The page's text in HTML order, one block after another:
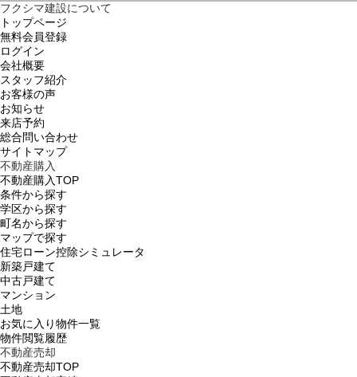
フクシマ建設について
トップページ
無料会員登録
ログイン
会社概要
スタッフ紹介
お客様の声
お知らせ
来店予約
総合問い合わせ
サイトマップ
不動産購入
不動産購入TOP
条件から探す
学区から探す
町名から探す
マップで探す
住宅ローン控除シミュレータ
新築戸建て
中古戸建て
マンション
土地
お気に入り物件一覧
物件閲覧履歴
不動産売却
不動産売却TOP